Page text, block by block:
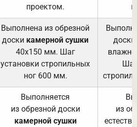
проектом.
Выполнена из обрезной
доски камерной сушки
40х150 мм. Шаг
установки стропильных
ног 600 мм.
доски
Выполняется
из обрезной доски
камерной сушки
из